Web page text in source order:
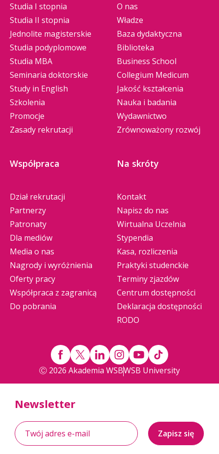
Studia I stopnia
Studia II stopnia
Jednolite magisterskie
Studia podyplomowe
Studia MBA
Seminaria doktorskie
Study in English
Szkolenia
Promocje
Zasady rekrutacji
O nas
Władze
Baza dydaktyczna
Biblioteka
Business School
Collegium Medicum
Jakość kształcenia
Nauka i badania
Wydawnictwo
Zrównoważony rozwój
Współpraca
Dział rekrutacji
Partnerzy
Patronaty
Dla mediów
Media o nas
Nagrody i wyróżnienia
Oferty pracy
Współpraca z zagranicą
Do pobrania
Na skróty
Kontakt
Napisz do nas
Wirtualna Uczelnia
Stypendia
Kasa, rozliczenia
Praktyki studenckie
Terminy zjazdów
Centrum dostępności
Deklaracja dostępności
RODO
Ⓒ 2026 Akademia WSBWSB University
Newsletter
Zapisz się